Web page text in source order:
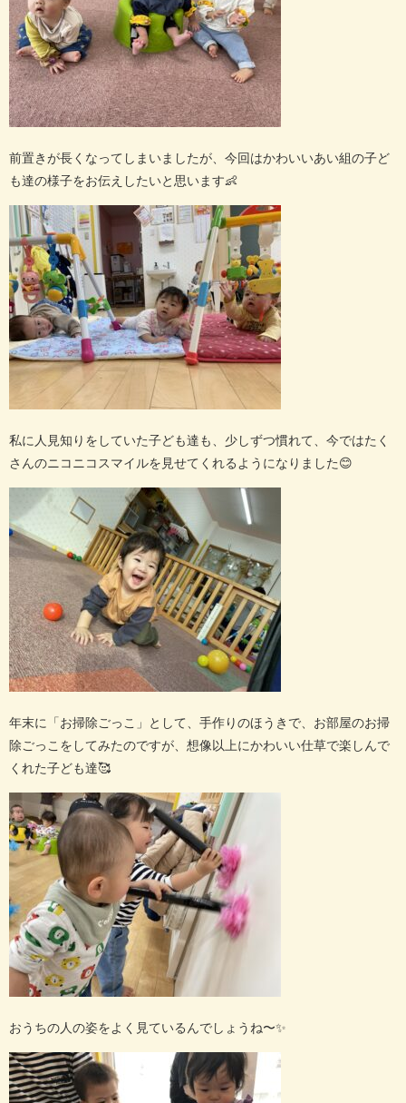
前置きが長くなってしまいましたが、 今回はかわいいあい組の子ど
も達の様子をお伝えしたいと思います👶
私に人見知りをしていた子ども達も、少しずつ慣れて、今ではたく
さんのニコニコスマイルを見せてくれるようになりました😊
年末に「お掃除ごっこ」として、手作りのほうきで、お部屋のお掃
除ごっこをしてみたのですが、想像以上にかわいい仕草で楽しんで
くれた子ども達🥰
おうちの人の姿をよく見ているんでしょうね〜✨